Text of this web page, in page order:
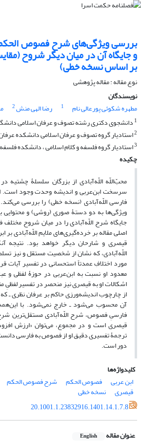
بررسی ویژگی‌های شرح فصوص الحکم
و جایگاه آن در میان دیگر شروح
بر اساس نسخه خطی)
نوع مقاله : مقاله پژوهشی
نویسندگان
مطهره شکوئی پورعالی نام
1 رضا الهی منش2
1 دانشجوی دکتری رشته تصوف و عرفان اسلامی
2استادیار گروه تصوف و عرفان اسلامی دانشکده
3استادیار گروه فلسفه و کلام اسلامی ، دانشکده
چکیده
محبّ‌اللّه اللّه‌آبادی از بزرگان سلسلۀ چشتیه
سرسخت ابن‌عربی و اندیشه وحدت وجود است.
فارسی اللّه‌آبادی (نسخه خطی) را بررسی
ویژگی‌ها به دو دستۀ صوری (روشی) و محتوایی
جایگاه شرح اللّه‌آبادی را در میان شروح
اصلی مقاله بر خرده‌گیری‌های ملایم اللّه‌آبادی بر
قیصری و شارحان دیگر خواهد بود. نتیجه
اللّه‌آبادی، که نشان از شخصیت مستقل و نیز
مورد اختلافِ عمدتاً استحسانی در تفسیر آیات
معدود او نسبت به ابن‌عربی در حوزۀ لفظی و
اشکالات او به قیصری نیز منحصر در تفسیر
از چارچوب اندیشه‌ورزی حاکم بر عرفان نظری ـ
آن محسوب می‌شود ـ خارج نمی‌شود. با
فارسیِ فصوص، شرح اللّه‌آبادی
قیصری است و در مجموع، می‌توان «ارزش
ترجمۀ تفسیری دقیق او از فصوص به فارسی
دور است.
کلیدواژه‌ها
ابن عربی
فصوص الحکم شرح فصوص الحکم
قیصری
نسخه خطی
20.1001.1.23832916.1401.14.1.7.8
عنوان مقاله English